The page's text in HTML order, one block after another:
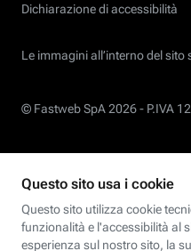
Dichiarazione di accessibilità
Le immagini all’interno del
© Fastweb SpA 2026 - P.IVA